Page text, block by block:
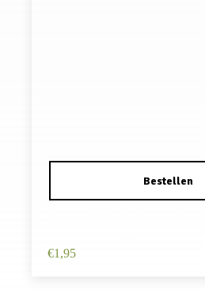
€1,95